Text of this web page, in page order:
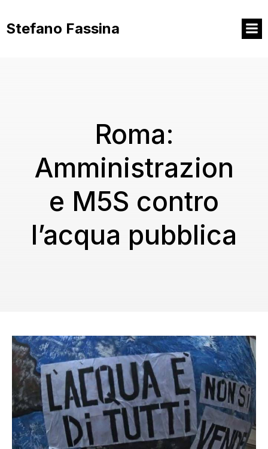
contenuto
Stefano Fassina
Roma:
Amministrazion
e M5S contro
l’acqua pubblica